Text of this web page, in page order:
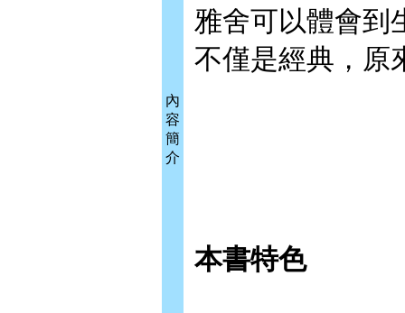
內
容
簡
介
雅舍可以體會到
不僅是經典，原
本書特色